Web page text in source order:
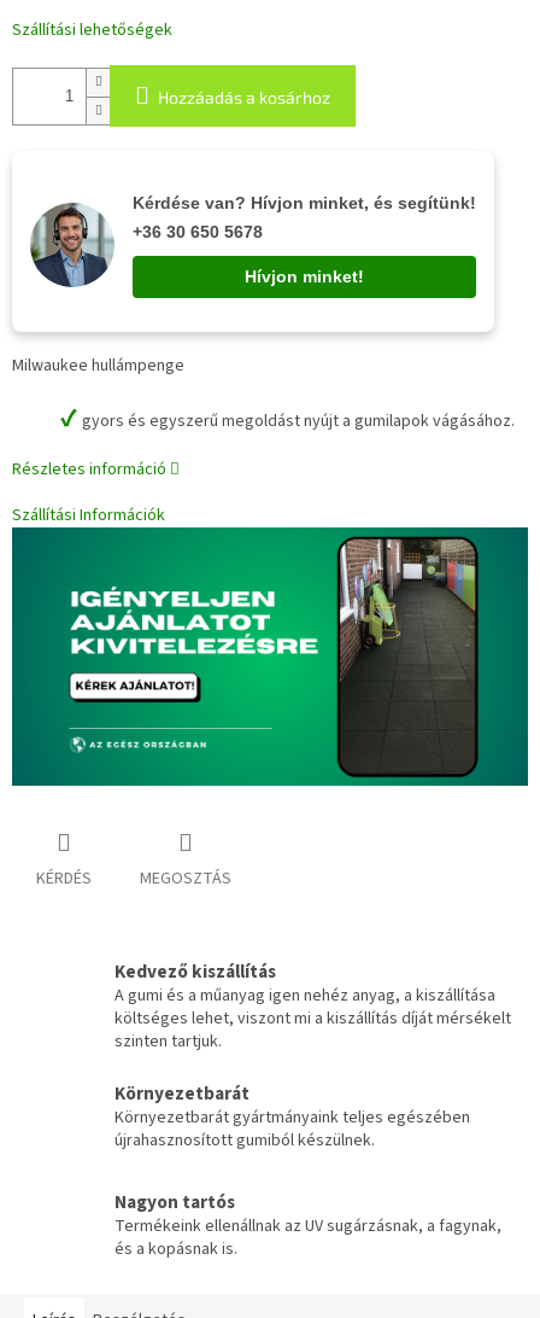
Szállítási lehetőségek
Hozzáadás a kosárhoz
Kérdése van? Hívjon minket, és segítünk!
+36 30 650 5678
Hívjon minket!
Milwaukee hullámpenge
✔ gyors és egyszerű megoldást nyújt a gumilapok vágásához.
Részletes információ
Szállítási Információk
KÉRDÉS MEGOSZTÁS
Kedvező kiszállítás
A gumi és a műanyag igen nehéz anyag, a kiszállítása
költséges lehet, viszont mi a kiszállítás díját mérsékelt
szinten tartjuk.
Környezetbarát
Környezetbarát gyártmányaink teljes egészében
újrahasznosított gumiból készülnek.
Nagyon tartós
Termékeink ellenállnak az UV sugárzásnak, a fagynak,
és a kopásnak is.